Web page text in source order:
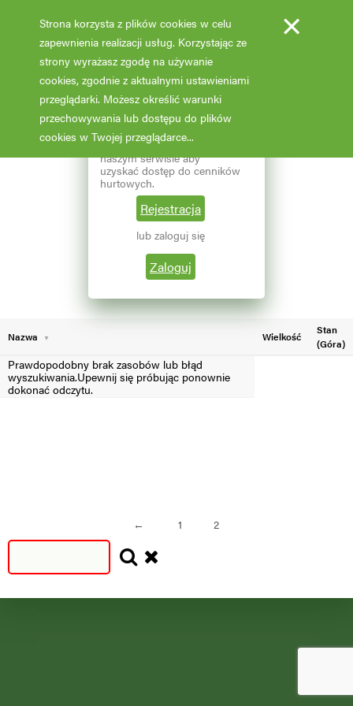
Reprezentujesz branżę
ogrodniczą? Zarejestruj się w
naszym serwisie aby
uzyskać dostęp do cenników
hurtowych.
Rejestracja
lub zaloguj się
Zaloguj
Fotooferta cenowa - hurt
Aktualizacja: 07.02.2026 godz: 02:03
Pokaż filtry
Wybierz grupę roślin
Wybierz nazwę rośliny
Aktualna liczba wyników: 174
1
Nazwa Wielkość
Stan
(Góra)
Prawdopodobny brak zasobów lub błąd
wyszukiwania.Upewnij się próbując ponownie
dokonać odczytu.
← 1 2
Strona korzysta z plików cookies w celu
zapewnienia realizacji usług. Korzystając ze
strony wyrażasz zgodę na używanie
cookies, zgodnie z aktualnymi ustawieniami
przeglądarki. Możesz określić warunki
przechowywania lub dostępu do plików
cookies w Twojej przeglądarce...
×